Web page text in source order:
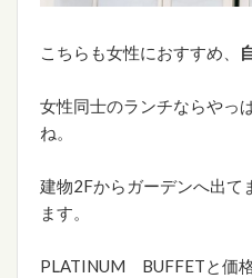
こちらも女性におすすめ、
女性同士のランチならやっ
ね。
建物2Fからガーデンへ出て
ます。
PLATINUM BUFFETと価格